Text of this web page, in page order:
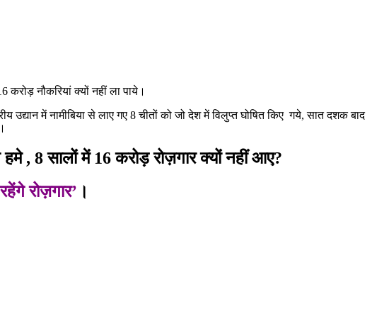
नौकरियां क्यों नहीं ला पाये।
उद्यान में नामीबिया से लाए गए 8 चीतों को जो देश में विलुप्त घोषित किए गये, सात दशक बाद
, 8 सालों में 16 करोड़ रोज़गार क्यों नहीं आए?
रोज़गार’ ।